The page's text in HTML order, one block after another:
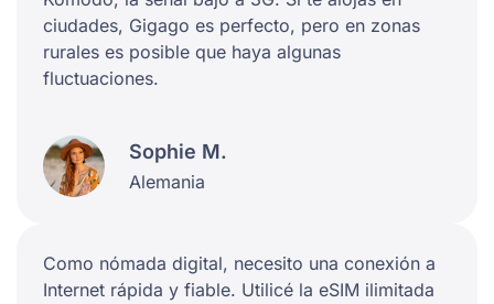
ciudades, Gigago es perfecto, pero en zonas
rurales es posible que haya algunas
fluctuaciones.
Sophie M.
Alemania
Como nómada digital, necesito una conexión a
Internet rápida y fiable. Utilicé la eSIM ilimitada